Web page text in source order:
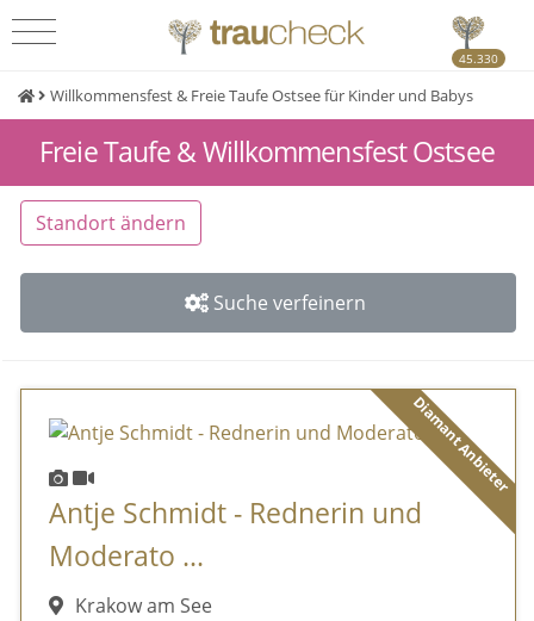
45.330
Willkommensfest & Freie Taufe Ostsee für Kinder und Babys
Freie Taufe & Willkommensfest Ostsee
Standort ändern
Suche verfeinern
Diamant Anbieter
Antje Schmidt - Rednerin und
Moderato ...
Krakow am See